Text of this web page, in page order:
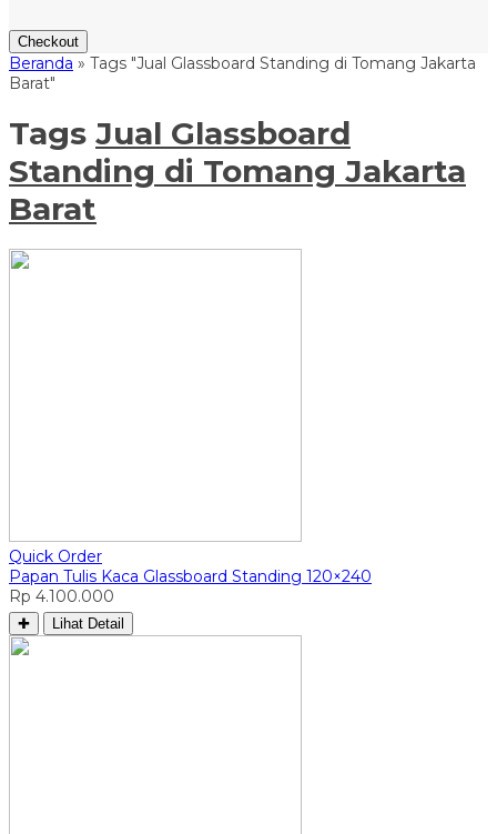
Checkout
Beranda » Tags "Jual Glassboard Standing di Tomang Jakarta
Barat"
Tags Jual Glassboard
Standing di Tomang Jakarta
Barat
Quick Order
Papan Tulis Kaca Glassboard Standing 120×240
Rp 4.100.000
✚ Lihat Detail